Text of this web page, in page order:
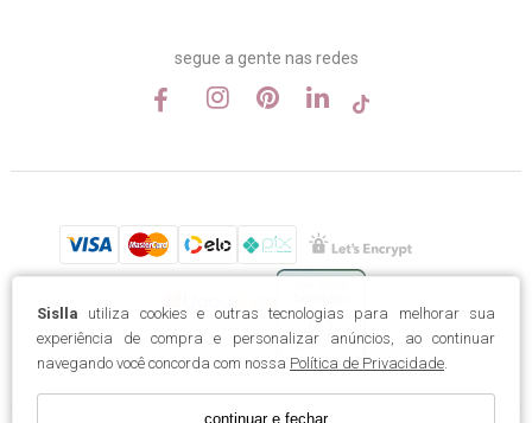
Sislla utiliza cookies e outras tecnologias para melhorar sua
experiência de compra e personalizar anúncios, ao continuar
navegando você concorda com nossa Política de Privacidade
continuar e fechar
segue a gente nas redes